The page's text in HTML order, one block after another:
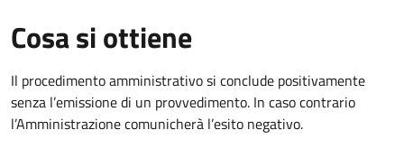
Cosa si ottiene
Il procedimento amministrativo si conclude positivamente
senza l’emissione di un provvedimento. In caso contrario
l’Amministrazione comunicherà l’esito negativo.